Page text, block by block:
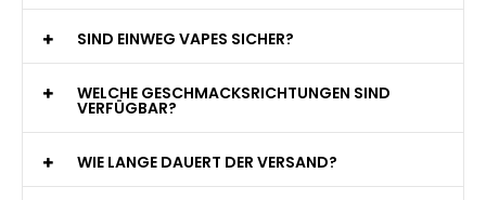
SIND EINWEG VAPES SICHER?
WELCHE GESCHMACKSRICHTUNGEN SIND
VERFÜGBAR?
WIE LANGE DAUERT DER VERSAND?